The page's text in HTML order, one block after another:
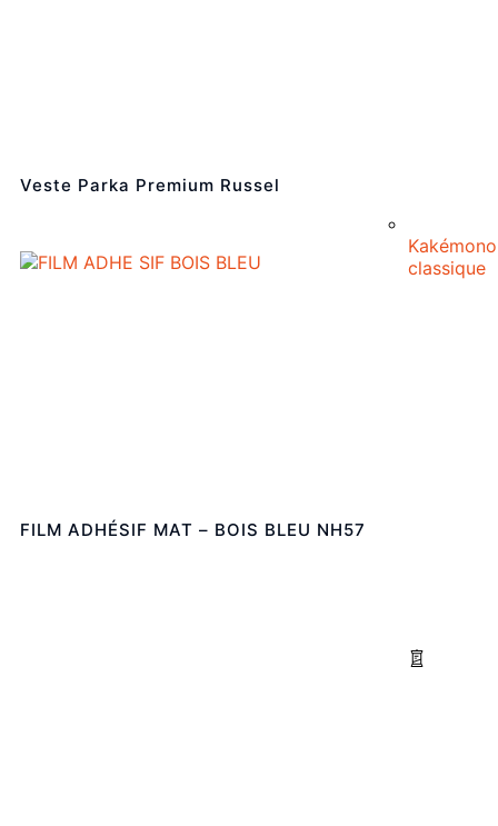
Kakémono
classique
Veste Parka Premium Russel
FILM ADHÉSIF MAT – BOIS BLEU NH57